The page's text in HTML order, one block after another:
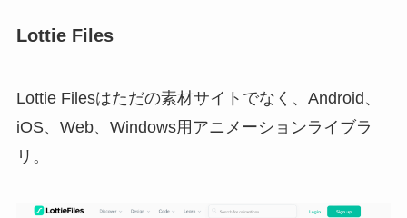
Lottie Files
Lottie Filesはただの素材サイトでなく、Android、
iOS、Web、Windows用アニメーションライブラ
リ。